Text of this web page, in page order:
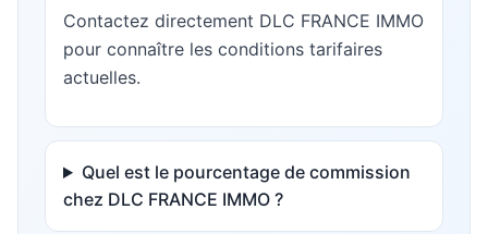
Contactez directement DLC FRANCE IMMO
pour connaître les conditions tarifaires
actuelles.
Quel est le pourcentage de commission
chez DLC FRANCE IMMO ?